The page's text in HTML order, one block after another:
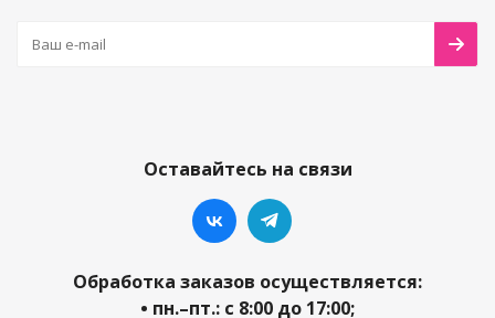
Оставайтесь на связи
Обработка заказов осуществляется:
• пн.–пт.: с 8:00 до 17:00;